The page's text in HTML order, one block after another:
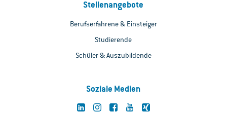
Stellenangebote
Berufserfahrene & Einsteiger
Studierende
Schüler & Auszubildende
Soziale Medien